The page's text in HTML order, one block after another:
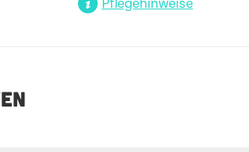
Pflegehinweise